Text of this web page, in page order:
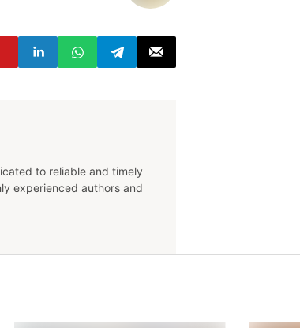
to reliable and timely
experienced authors and